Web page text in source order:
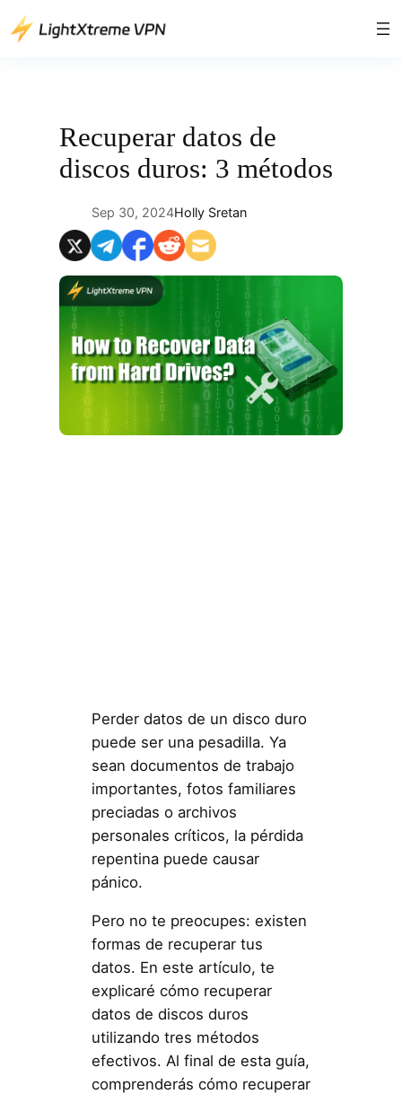
Saltar
Recuperar datos de
discos duros: 3 métodos
Sep 30, 2024Holly Sretan
Perder datos de un disco duro
puede ser una pesadilla. Ya
sean documentos de trabajo
importantes, fotos familiares
preciadas o archivos
personales críticos, la pérdida
repentina puede causar
pánico.
Pero no te preocupes: existen
formas de recuperar tus
datos. En este artículo, te
explicaré cómo recuperar
datos de discos duros
utilizando tres métodos
efectivos. Al final de esta guía,
comprenderás cómo recuperar